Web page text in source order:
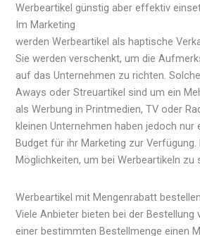
Werbeartikel günstig aber effektiv
Im Marketing
werden Werbeartikel als haptische
Sie werden verschenkt, um die
auf das Unternehmen zu richten.
Aways oder Streuartikel sind um ein
als Werbung in Printmedien, TV oder
kleinen Unternehmen haben jedoch nur
Budget für ihr Marketing zur Verfügung.
Möglichkeiten, um bei Werbeartikeln zu
Werbeartikel mit Mengenrabatt bestellen
Viele Anbieter bieten bei der Bestellung
einer bestimmten Bestellmenge einen